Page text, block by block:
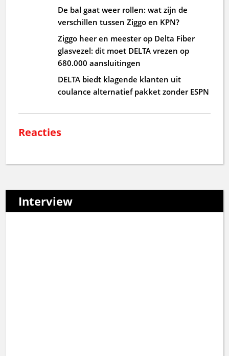
De bal gaat weer rollen: wat zijn de
verschillen tussen Ziggo en KPN?
Ziggo heer en meester op Delta Fiber
glasvezel: dit moet DELTA vrezen op
680.000 aansluitingen
DELTA biedt klagende klanten uit
coulance alternatief pakket zonder ESPN
Reacties
Interview